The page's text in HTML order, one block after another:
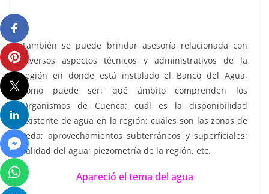
También se puede brindar asesoría relacionada con
diversos aspectos técnicos y administrativos de la
región en donde está instalado el Banco del Agua,
como puede ser: qué ámbito comprenden los
Organismos de Cuenca; cuál es la disponibilidad
existente de agua en la región; cuáles son las zonas de
veda; aprovechamientos subterráneos y superficiales;
calidad del agua; piezometría de la región, etc.
Apareció el tema del agua